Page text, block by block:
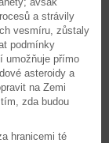
a strávily
vesmíru, zůstaly
podmínky
umožňuje přímo
asteroidy a
na Zemi
zda budou
hranicemi té